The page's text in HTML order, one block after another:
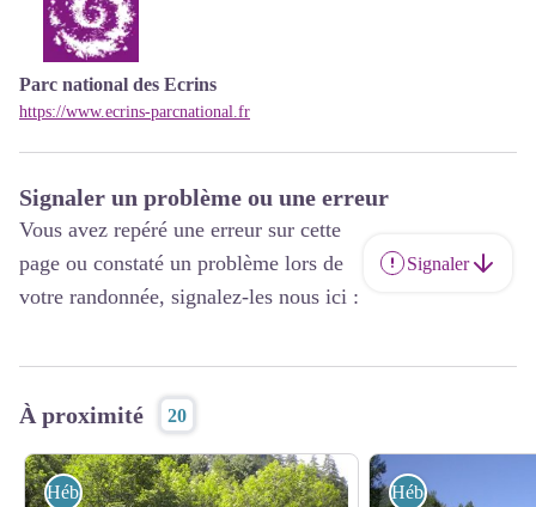
Parc national des Ecrins
https://www.ecrins-parcnational.fr
Signaler un problème ou une erreur
Vous avez repéré une erreur sur cette
page ou constaté un problème lors de
votre randonnée, signalez-les nous ici :
Signaler
À proximité 20
Hébergements Hébergements